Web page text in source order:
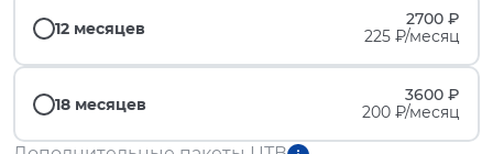
12 месяцев
2700 ₽
225 ₽/месяц
18 месяцев
3600 ₽
200 ₽/месяц